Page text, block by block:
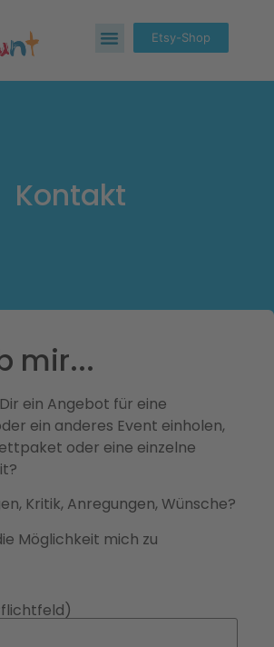
Etsy-Shop
Kontakt
mir...
ein Angebot für eine
ein anderes Event einholen,
oder eine einzelne
Kritik, Anregungen, Wünsche?
Möglichkeit mich zu